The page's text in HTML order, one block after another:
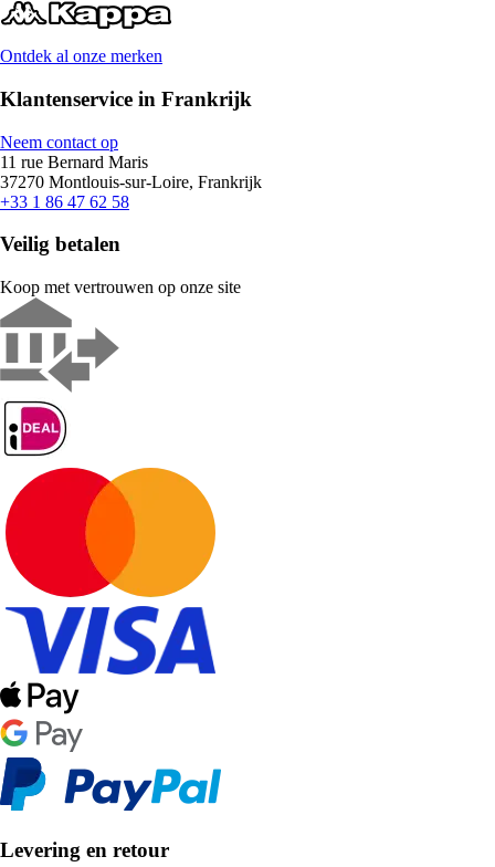
Ontdek al onze merken
Klantenservice in Frankrijk
Neem contact op
11 rue Bernard Maris
37270 Montlouis-sur-Loire, Frankrijk
+33 1 86 47 62 58
Veilig betalen
Koop met vertrouwen op onze site
Levering en retour